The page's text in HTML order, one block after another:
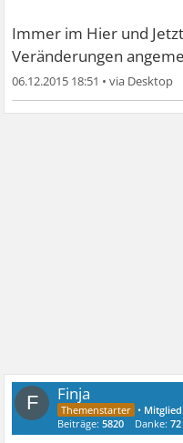
Immer im Hier und
Veränderungen
06.12.2015 18:51 •
F Finja
• Mitglied
Beiträge:5820 Danke:72